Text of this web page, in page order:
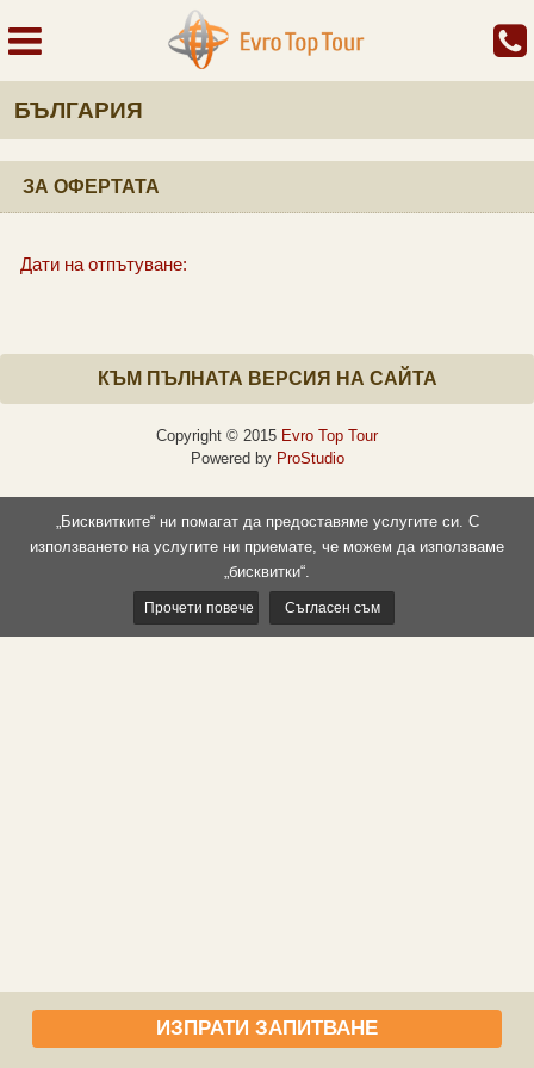
БЪЛГАРИЯ
ЗА ОФЕРТАТА
Дати на отпътуване:
ИЗПРАТИ ЗАПИТВАНЕ
КЪМ ПЪЛНАТА ВЕРСИЯ НА САЙТА
Copyright © 2015 Evro Top Tour
Powered by ProStudio
„Бисквитките“ ни помагат да предоставяме услугите си. С
използването на услугите ни приемате, че можем да използваме
„бисквитки“.
Прочети повече Съгласен съм